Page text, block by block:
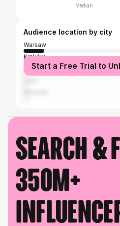
Median
Audience location by city
Warsaw
Kraków
Poznań
Start a Free Trial to
Search
350M+